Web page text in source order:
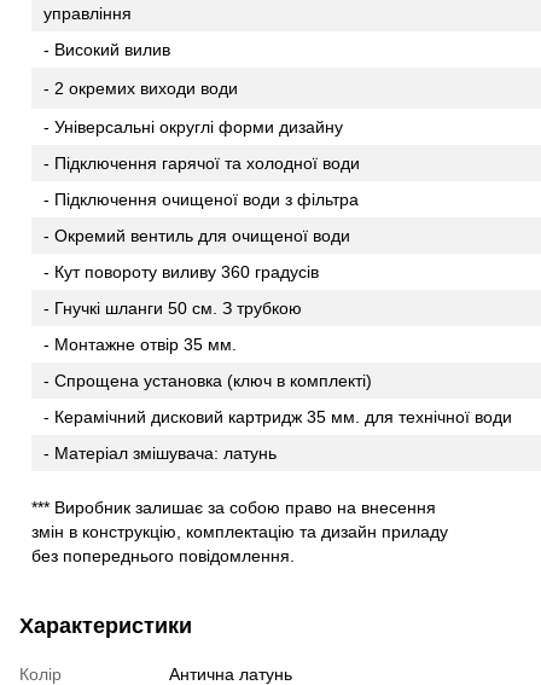
управління
- Високий вилив
- 2 окремих виходи води
- Універсальні округлі форми дизайну
- Підключення гарячої та холодної води
- Підключення очищеної води з фільтра
- Окремий вентиль для очищеної води
- Кут повороту виливу 360 градусів
- Гнучкі шланги 50 см. З трубкою
- Монтажне отвір 35 мм.
- Спрощена установка (ключ в комплекті)
- Керамічний дисковий картридж 35 мм. для технічної води
- Матеріал змішувача: латунь
*** Виробник залишає за собою право на внесення
змін в конструкцію, комплектацію та дизайн приладу
без попереднього повідомлення.
Характеристики
Колір
Антична латунь